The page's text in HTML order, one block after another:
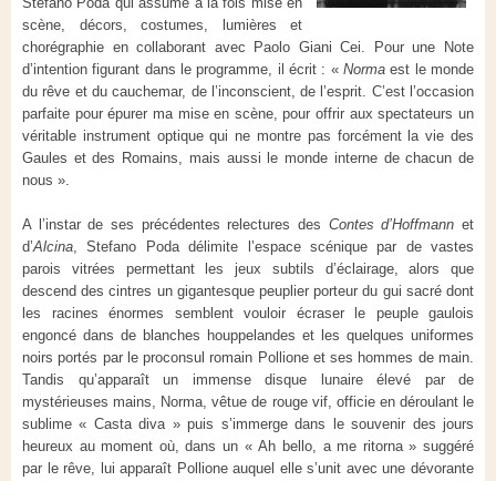
scène, décors, costumes, lumières et
chorégraphie en collaborant avec Paolo Giani Cei. Pour une Note
d’intention figurant dans le programme, il écrit : « Norma est le monde
du rêve et du cauchemar, de l’inconscient, de l’esprit. C’est l’occasion
parfaite pour épurer ma mise en scène, pour offrir aux spectateurs un
véritable instrument optique qui ne montre pas forcément la vie des
Gaules et des Romains, mais aussi le monde interne de chacun de
nous ».
A l’instar de ses précédentes relectures des Contes d’Hoffmann et
d’Alcina, Stefano Poda délimite l’espace scénique par de vastes
parois vitrées permettant les jeux subtils d’éclairage, alors que
descend des cintres un gigantesque peuplier porteur du gui sacré dont
les racines énormes semblent vouloir écraser le peuple gaulois
engoncé dans de blanches houppelandes et les quelques uniformes
noirs portés par le proconsul romain Pollione et ses hommes de main.
Tandis qu’apparaît un immense disque lunaire élevé par de
mystérieuses mains, Norma, vêtue de rouge vif, officie en déroulant le
sublime « Casta diva » puis s’immerge dans le souvenir des jours
heureux au moment où, dans un « Ah bello, a me ritorna » suggéré
par le rêve, lui apparaît Pollione auquel elle s’unit avec une dévorante